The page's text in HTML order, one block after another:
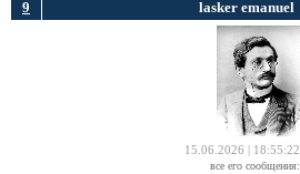
9 lasker emanuel
15.06.2026 | 18:55:22
все его сообщения: